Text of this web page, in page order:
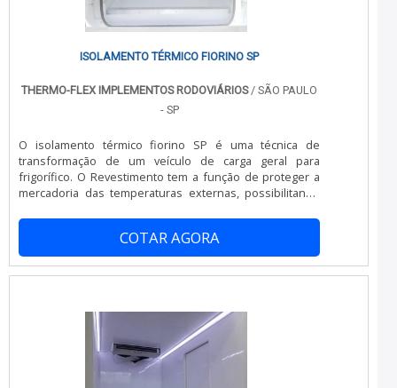
ISOLAMENTO TÉRMICO FIORINO SP
THERMO-FLEX IMPLEMENTOS RODOVIÁRIOS/ SÃO PAULO
- SP
O isolamento térmico fiorino SP é uma técnica de
transformação de um veículo de carga geral para
frigorífico. O Revestimento tem a função de proteger a
mercadoria das temperaturas externas, possibilitando
SOBRE O ISOLAMENTO TÉRMICOO veículo que mais é
procurado é a Fiat Fiorino, por ser compacta e ter ótimo
custo-benefício é perfeita para curtas entregas,
principalmente nas grandes cidades. Além dela, é
COTAR AGORA